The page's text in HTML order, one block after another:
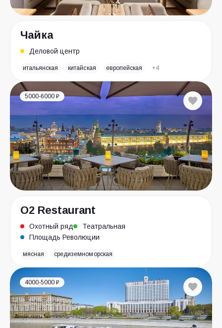
Чайка
Деловой центр
итальянская китайская европейская +4
5000-6000 ₽
O2 Restaurant
Охотный ряд
Театральная
Площадь Революции
мясная средиземноморская
4000-5000 ₽